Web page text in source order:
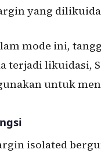
yang
mode ini,
terjadi likuidasi,
untuk
isolated